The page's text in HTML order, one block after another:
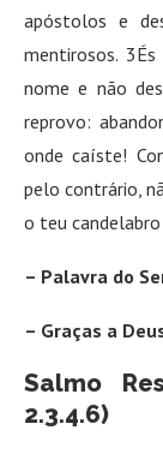
apóstolos e
mentirosos.
nome e não
reprovo:
onde caíste!
pelo contrário,
o teu
– Palavra do
– Graças a
Salmo
2.3.4.6)